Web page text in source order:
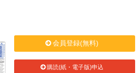
会員登録(無料)
購読(紙・電子版)申込